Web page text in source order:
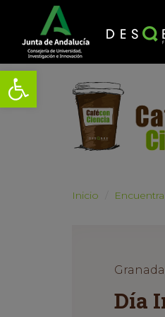
Abrir barra de herramientas
Inicio
Granada
Día